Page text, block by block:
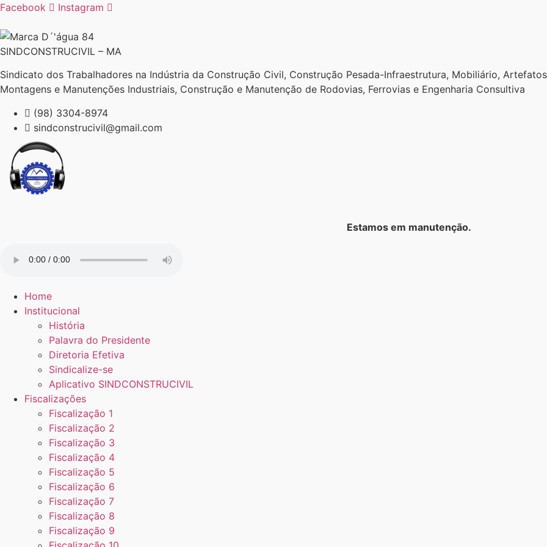
Ir
o
conteúdo
Facebook Instagram
SINDCONSTRUCIVIL – MA
Sindicato dos Trabalhadores na Indústria da Construção Civil, Construção Pesada-Infraestrutura, Mobiliário,
Montagens e Manutenções Industriais, Construção e Manutenção de Rodovias, Ferrovias e Engenharia Consultiva
(98) 3304-8974
sindconstrucivil@gmail.com
Estamos em manutenção.
Home
Institucional
História
Palavra do Presidente
Diretoria Efetiva
Sindicalize-se
Aplicativo SINDCONSTRUCIVIL
Fiscalizações
Fiscalização 1
Fiscalização 2
Fiscalização 3
Fiscalização 4
Fiscalização 5
Fiscalização 6
Fiscalização 7
Fiscalização 8
Fiscalização 9